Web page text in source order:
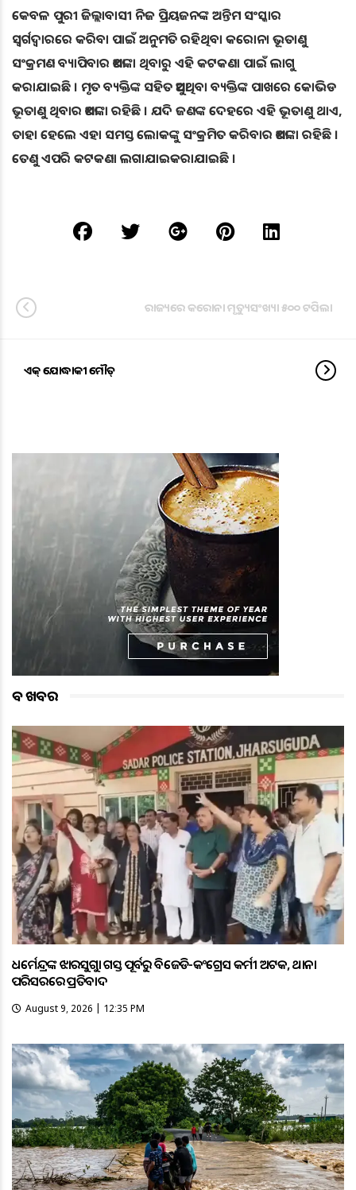
କେବଳ ପୁରୀ ଜିଲ୍ଲାବାସୀ ନିଜ ପ୍ରିୟଜନଙ୍କ ଅନ୍ତିମ ସଂସ୍କାର
ସ୍ୱର୍ଗଦ୍ୱାରରେ କରିବା ପାଇଁ ଅନୁମତି ରହିଥିବା କରୋନା ଭୂତାଣୁ
ସଂକ୍ରମଣ ବ୍ୟାପିବାର ଆଶଙ୍କା ଥିବାରୁ ଏହି କଟକଣା ପାଇଁ ଲାଗୁ
କରାଯାଇଛି । ମୃତ ବ୍ୟକ୍ତିଙ୍କ ସହିତ ଆସୁଥିବା ବ୍ୟକ୍ତିଙ୍କ ପାଖରେ କୋଭିଡ
ଭୂତାଣୁ ଥିବାର ଆଶଙ୍କା ରହିଛି । ଯଦି ଜଣଙ୍କ ଦେହରେ ଏହି ଭୂତାଣୁ ଥାଏ,
ତାହା ହେଲେ ଏହା ସମସ୍ତ ଲୋକଙ୍କୁ ସଂକ୍ରମିତ କରିବାର ଆଶଙ୍କା ରହିଛି ।
ତେଣୁ ଏପରି କଟକଣା ଲଗାଯାଇକରାଯାଇଛି ।
ରାଜ୍ୟରେ କରୋନା ମୃତ୍ୟୁସଂଖ୍ୟା ୫୦୦ ଟପିଲା
ଏକ୍ ଯୋଦ୍ଧାକୀ ମୌତ୍‌
ବଡ ଖବର
ଧର୍ମେନ୍ଦ୍ରଙ୍କ ଝାରସୁଗୁଡ଼ା ଗସ୍ତ ପୂର୍ବରୁ ବିଜେଡି-କଂଗ୍ରେସ କର୍ମୀ ଅଟକ, ଥାନା
ପରିସରରେ ପ୍ରତିବାଦ
August 9, 2026 | 12:35 PM